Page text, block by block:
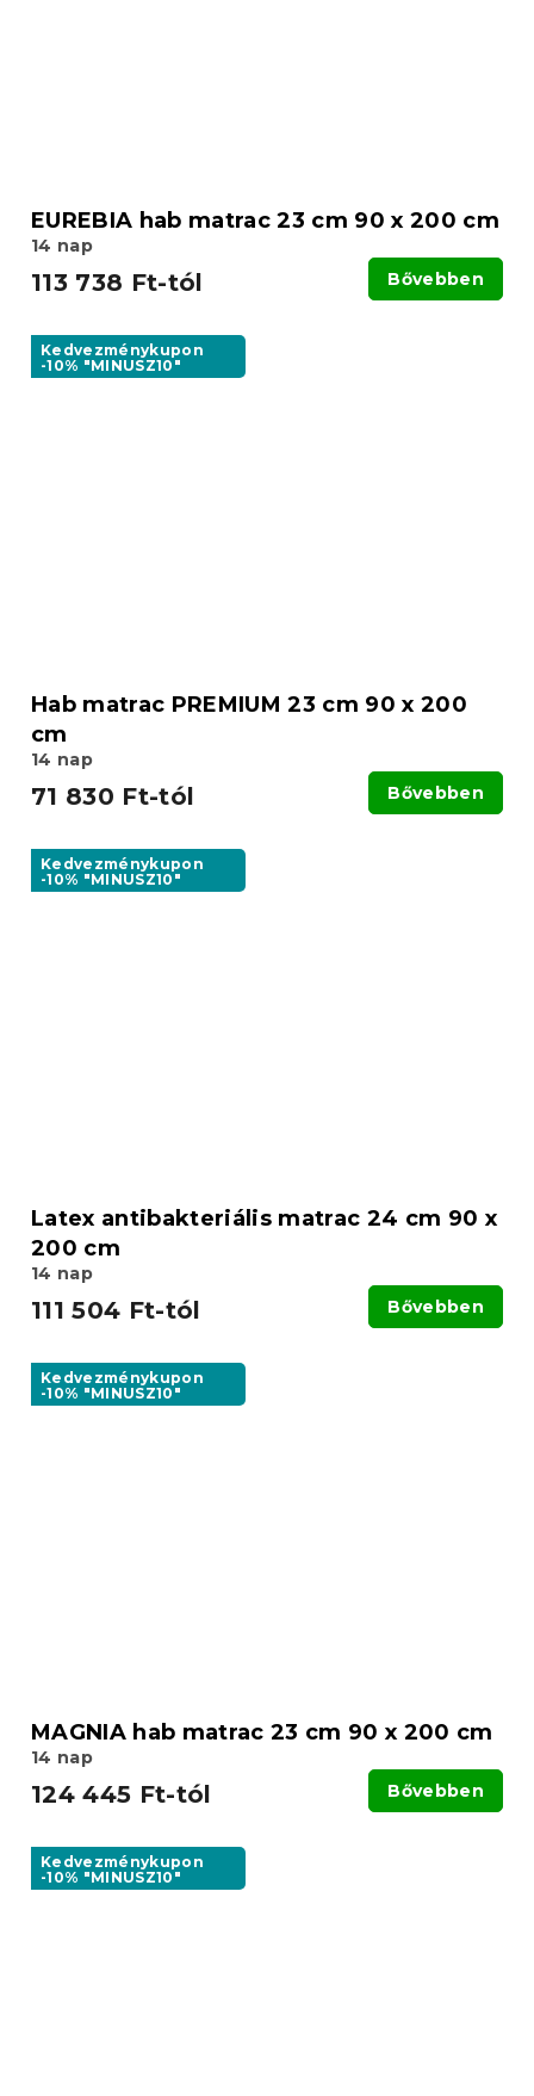
EUREBIA hab matrac 23 cm 90 x 200 cm
14 nap
113 738 Ft-tól Bővebben
Kedvezménykupon
-10% "MINUSZ10"
Hab matrac PREMIUM 23 cm 90 x 200
cm
14 nap
71 830 Ft-tól Bővebben
Kedvezménykupon
-10% "MINUSZ10"
Latex antibakteriális matrac 24 cm 90 x
200 cm
14 nap
111 504 Ft-tól Bővebben
Kedvezménykupon
-10% "MINUSZ10"
MAGNIA hab matrac 23 cm 90 x 200 cm
14 nap
124 445 Ft-tól Bővebben
Kedvezménykupon
-10% "MINUSZ10"